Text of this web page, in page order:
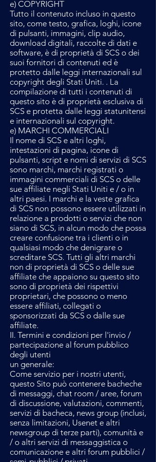
e) COPYRIGHT
Tutto il contenuto incluso in questo
sito, come testo, grafica, loghi, icone
di pulsanti, immagini, clip audio,
download digitali, raccolte di dati e
software, è di proprietà di SCS o dei
suoi fornitori di contenuti ed è
protetto dalle leggi internazionali sul
copyright degli Stati Uniti. . La
compilazione di tutti i contenuti di
questo sito è di proprietà esclusiva di
SCS e protetta dalle leggi statunitensi
e internazionali sul copyright.
e) MARCHI COMMERCIALI
Il nome di SCS e altri loghi,
intestazioni di pagina, icone di
pulsanti, script e nomi di servizi di SCS
sono marchi, marchi registrati o
immagini commerciali di SCS o delle
sue affiliate negli Stati Uniti e / o in
altri paesi. I marchi e la veste grafica
di SCS non possono essere utilizzati in
relazione a prodotti o servizi che non
siano di SCS, in alcun modo che possa
creare confusione tra i clienti o in
qualsiasi modo che denigrare o
screditare SCS. Tutti gli altri marchi
non di proprietà di SCS o delle sue
affiliate che appaiono su questo sito
sono di proprietà dei rispettivi
proprietari, che possono o meno
essere affiliati, collegati o
sponsorizzati da SCS o dalle sue
affiliate.
II. Termini e condizioni per l'invio /
partecipazione al forum pubblico
degli utenti
un generale:
Come servizio per i nostri utenti,
questo Sito può contenere bacheche
di messaggi, chat room / aree, forum
di discussione, valutazioni, commenti,
servizi di bacheca, news group (inclusi,
senza limitazioni, Usenet e altri
newsgroup di terze parti), comunità e
/ o altri servizi di messaggistica o
comunicazione e altri forum pubblici /